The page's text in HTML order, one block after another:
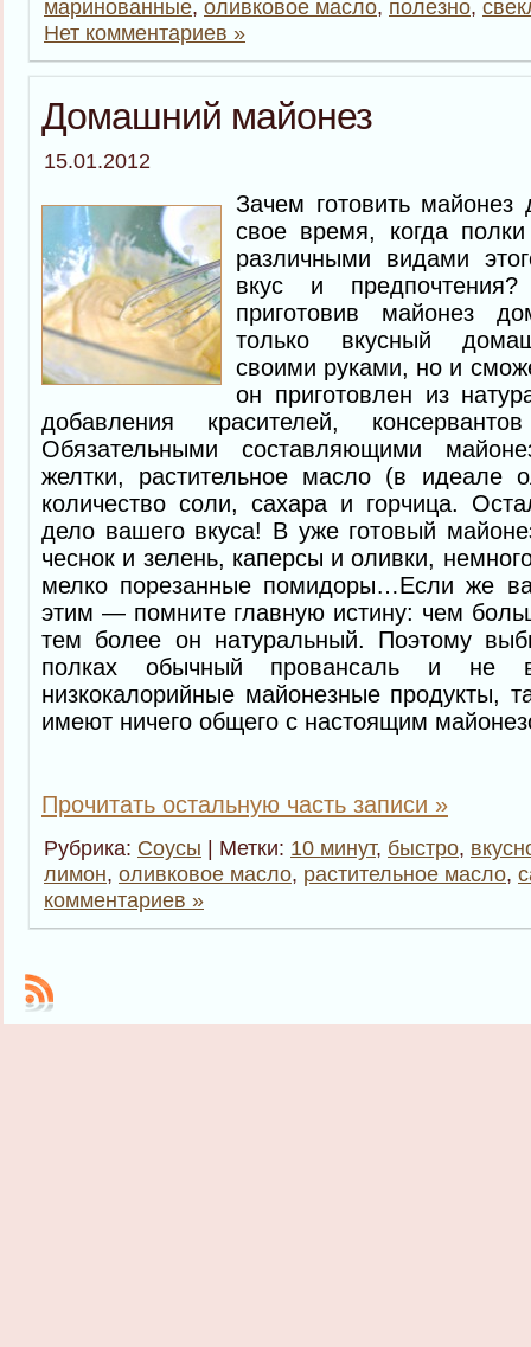
маринованные, оливковое масло, полезно,
Нет комментариев »
Домашний майонез
15.01.2012
Зачем готовить
свое время, когда
различными видами
вкус и
приготовив майонез
только вкусный
своими руками, но и
он приготовлен из
добавления красителей,
Обязательными составляющими
желтки, растительное масло (в идеале
количество соли, сахара и горчица.
дело вашего вкуса! В уже готовый
чеснок и зелень, каперсы и оливки,
мелко порезанные помидоры…Если же
этим — помните главную истину: чем
тем более он натуральный. Поэтому
полках обычный провансаль и не
низкокалорийные майонезные продукты,
имеют ничего общего с настоящим
Прочитать остальную часть записи »
Рубрика: Соусы | Метки: 10 минут, быстро,
лимон, оливковое масло, растительное масло,
комментариев »